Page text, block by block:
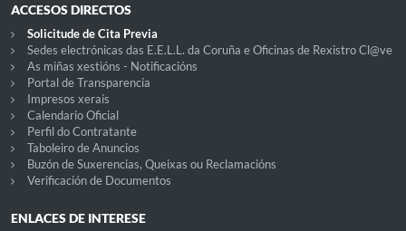
ACCESOS DIRECTOS
Solicitude de Cita Previa
Sedes electrónicas das E.E.L.L. da Coruña e Oficinas de Rexistro Cl@ve
As miñas xestións - Notificacións
Portal de Transparencia
Impresos xerais
Calendario Oficial
Perfil do Contratante
Taboleiro de Anuncios
Buzón de Suxerencias, Queixas ou Reclamacións
Verificación de Documentos
ENLACES DE INTERESE